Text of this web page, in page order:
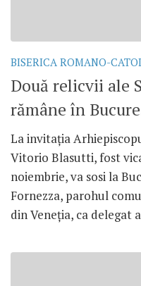
BISERICA ROMANO-
Două relicvii ale
rămâne în
La invitaţia
Vitorio Blasutti, fost
noiembrie, va sosi la
Fornezza, parohul
din Veneţia, ca delegat